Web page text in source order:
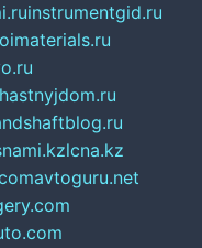
instrumentgid.ru
lcna.kz
avtoguru.net